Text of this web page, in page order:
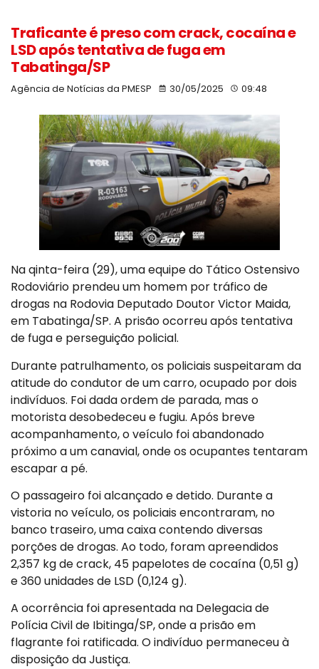
Traficante é preso com crack, cocaína e
LSD após tentativa de fuga em
Tabatinga/SP
Agência de Notícias da PMESP 30/05/2025 09:48
Na qinta-feira (29), uma equipe do Tático Ostensivo
Rodoviário prendeu um homem por tráfico de
drogas na Rodovia Deputado Doutor Victor Maida,
em Tabatinga/SP. A prisão ocorreu após tentativa
de fuga e perseguição policial.
Durante patrulhamento, os policiais suspeitaram da
atitude do condutor de um carro, ocupado por dois
indivíduos. Foi dada ordem de parada, mas o
motorista desobedeceu e fugiu. Após breve
acompanhamento, o veículo foi abandonado
próximo a um canavial, onde os ocupantes tentaram
escapar a pé.
O passageiro foi alcançado e detido. Durante a
vistoria no veículo, os policiais encontraram, no
banco traseiro, uma caixa contendo diversas
porções de drogas. Ao todo, foram apreendidos
2,357 kg de crack, 45 papelotes de cocaína (0,51 g)
e 360 unidades de LSD (0,124 g).
A ocorrência foi apresentada na Delegacia de
Polícia Civil de Ibitinga/SP, onde a prisão em
flagrante foi ratificada. O indivíduo permaneceu à
disposição da Justiça.